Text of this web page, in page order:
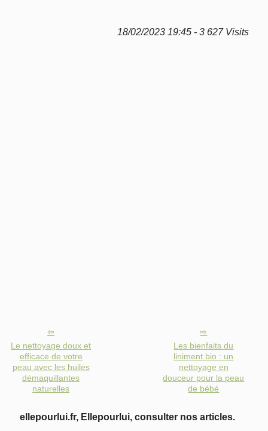
18/02/2023 19:45 - 3 627 Visits
Le nettoyage doux et
efficace de votre
peau avec les huiles
démaquillantes
naturelles
Les bienfaits du
liniment bio : un
nettoyage en
douceur pour la peau
de bébé
ellepourlui.fr, Ellepourlui, consulter nos articles.